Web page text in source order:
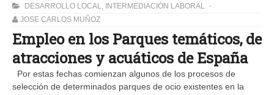
DESARROLLO LOCAL
INTERMEDIACIÓN LABORAL
JOSE CARLOS MUÑOZ
Empleo en los Parques temáticos, de
atracciones y acuáticos de España
Por estas fechas comienzan algunos de los procesos de
selección de determinados parques de ocio existentes en la